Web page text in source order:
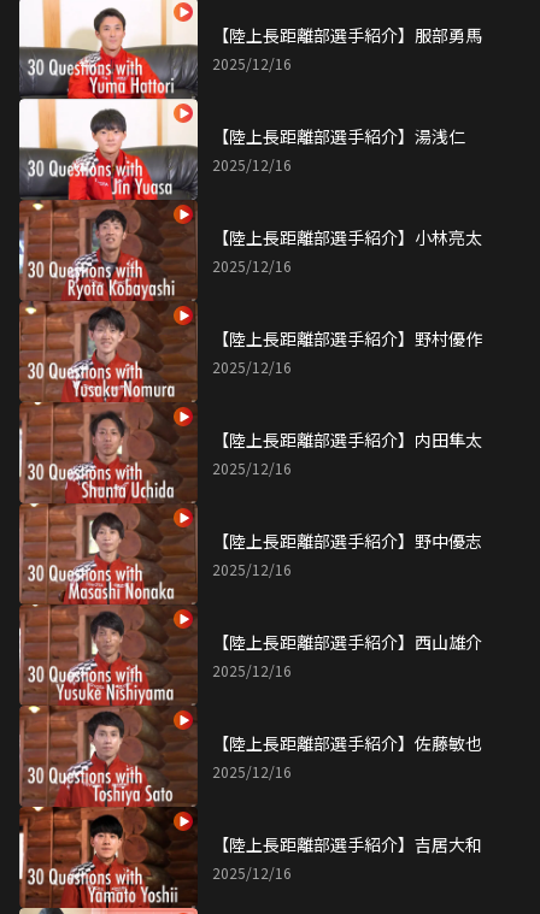
【陸上長距離部選手紹介】服部勇馬
2025/12/16
【陸上長距離部選手紹介】湯浅仁
2025/12/16
【陸上長距離部選手紹介】小林亮太
2025/12/16
【陸上長距離部選手紹介】野村優作
2025/12/16
【陸上長距離部選手紹介】内田隼太
2025/12/16
【陸上長距離部選手紹介】野中優志
2025/12/16
【陸上長距離部選手紹介】西山雄介
2025/12/16
【陸上長距離部選手紹介】佐藤敏也
2025/12/16
【陸上長距離部選手紹介】吉居大和
2025/12/16